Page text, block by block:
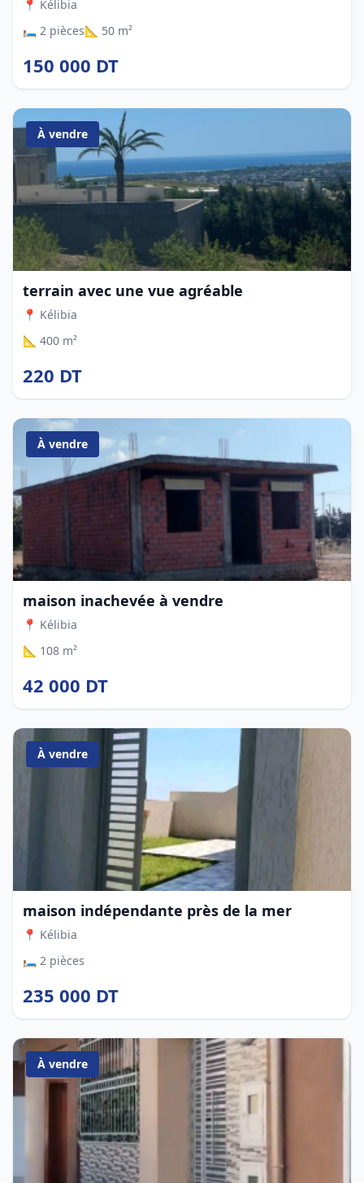
📍 Kélibia
🛏️ 2 pièces📐 50 m²
150 000 DT
À vendre
terrain avec une vue agréable
📍 Kélibia
📐 400 m²
220 DT
À vendre
maison inachevée à vendre
📍 Kélibia
📐 108 m²
42 000 DT
À vendre
maison indépendante près de la mer
📍 Kélibia
🛏️ 2 pièces
235 000 DT
À vendre